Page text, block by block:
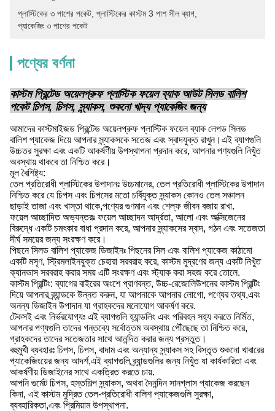
প্লাস্টিকের ৩ পাশের পকেট প্লাস্টিকের কাস্টম 3 পাশ সীল ব্যাগ
প্যাকেজিং ৩ পাশের পকেট
পণ্যের বর্ণনা
কাস্টম প্রিন্টেড অয়েলপ্রুফ প্লাস্টিক ফয়েল ব্যাক আউট সিলড বালিশ
পকেট চিপস, চিপস, স্ন্যাকস, শুকনো খাদ্য প্যাকেজিং জন্য
আমাদের কাস্টমাইজড প্রিন্টেড অয়েলপ্রুফ প্লাস্টিক ফয়েল ব্যাক লেপড সিলড
বালিশ প্যাকেজ দিয়ে আপনার স্ন্যাকসকে সতেজ এবং স্বাদযুক্ত রাখুন।এই ব্যাগগুলি
উচ্চতর সুরক্ষা এবং একটি আকর্ষণীয় উপস্থাপনা প্রদান করে, আপনার পণ্যগুলি নিখুঁত
অবস্থায় থাকবে তা নিশ্চিত করে।
মূল বৈশিষ্ট্য:
তেল প্রতিরোধী প্লাস্টিকের উপাদানঃ উচ্চমানের, তেল প্রতিরোধী প্লাস্টিকের উপাদান
নিশ্চিত করে যে চিপস এবং চিপসের মতো চর্বিযুক্ত স্ন্যাকস কোনও তেল সঞ্চালন
ছাড়াই তাজা এবং খাস্তা থাকে,পণ্যের গুণমান এবং শেল্ফ জীবন বজায় রাখা.
ফয়েল আচ্ছাদিত অভ্যন্তরঃ ফয়েল আচ্ছাদন আর্দ্রতা, আলো এবং অক্সিজেনের
বিরুদ্ধে একটি চমৎকার বাধা প্রদান করে, আপনার স্ন্যাকসের স্বাদ, গঠন এবং সতেজতা
দীর্ঘ সময়ের জন্য সংরক্ষণ করে।
পিছনে সিলড বালিশ প্যাকেজ ডিজাইনঃ পিছনের সিল এবং বালিশ প্যাকেজ কাঠামো
একটি মসৃণ, স্ট্রিমলাইনযুক্ত চেহারা সরবরাহ করে, কাস্টম মুদ্রণের জন্য একটি নিখুঁত
ক্যানভাস সরবরাহ করার সময় এটি সংরক্ষণ এবং স্ট্যাক করা সহজ করে তোলে.
কাস্টম প্রিন্টিং: ব্যাগের বাইরের অংশে প্রাণবন্ত, উচ্চ-রেজোলিউশনের কাস্টম প্রিন্টিং
দিয়ে আপনার ব্র্যান্ডকে উন্নত করুন, যা আপনাকে আপনার লোগো, পণ্যের তথ্য,এবং
অনন্য ডিজাইন উপাদান যা গ্রাহকদের মনোযোগ আকর্ষণ করে.
টেকসই এবং নির্ভরযোগ্যঃ এই ব্যাগগুলি হ্যান্ডলিং এবং পরিবহন সহ্য করতে নির্মিত,
আপনার পণ্যগুলি তাদের গন্তব্যে সর্বোত্তম অবস্থায় পৌঁছেছে তা নিশ্চিত করে,
গ্রাহকদের তাদের সতেজতার সাথে আনন্দিত করার জন্য প্রস্তুত।
বহুমুখী ব্যবহারঃ চিপস, চিপস, বাদাম এবং অন্যান্য স্ন্যাকস সহ বিস্তৃত শুকনো খাবারের
প্যাকেজিংয়ের জন্য আদর্শ,এই ব্যাগগুলি ব্র্যান্ডগুলির জন্য নিখুঁত যা কার্যকারিতা এবং
আকর্ষণীয় ডিজাইনের সাথে একত্রিত করতে চায়.
আপনি গুর্মেট চিপস, হস্তশিল্প স্ন্যাকস, অথবা দৈনন্দিন সানগ্লাস প্যাকেজ করছেন
কিনা, এই কাস্টম মুদ্রিত তেল-প্রতিরোধী বালিশ প্যাকেজগুলি সুরক্ষা,
ব্যবহারিকতা,এবং প্রিমিয়াম উপস্থাপনা.